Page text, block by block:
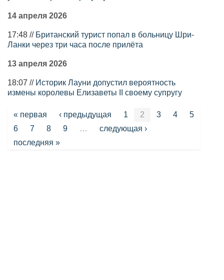
14 апреля 2026
17:48 // Британский турист попал в больницу Шри-
Ланки через три часа после прилёта
13 апреля 2026
18:07 // Историк Лауни допустил вероятность
измены королевы Елизаветы II своему супругу
Страницы
« первая ‹ предыдущая 1 2 3 4
5
6
7 8 9 …
следующая ›
последняя »